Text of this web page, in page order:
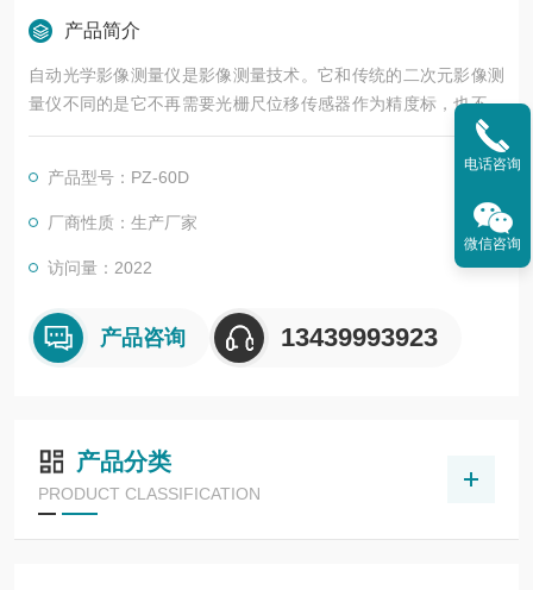
产品简介
自动光学影像测量仪是影像测量技术。它和传统的二次元影像测
量仪不同的是它不再需要光栅尺位移传感器作为精度标，也不经
过大焦距的镜头经过放大产品影像来保障测量精度。
产品型号：PZ-60D
厂商性质：生产厂家
访问量：2022
产品咨询 13439993923
产品分类
PRODUCT CLASSIFICATION
电话咨询
微信咨询